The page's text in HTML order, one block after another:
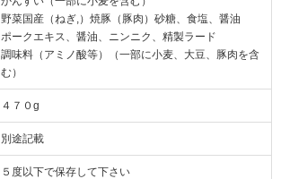
野菜国産（ねぎ,）焼豚（豚肉）砂糖、食塩、醤油
ポークエキス、醤油、ニンニク、精製ラード
調味料（アミノ酸等）（一部に小麦、大豆、豚肉を含
む）
４７０g
別途記載
５度以下で保存して下さい